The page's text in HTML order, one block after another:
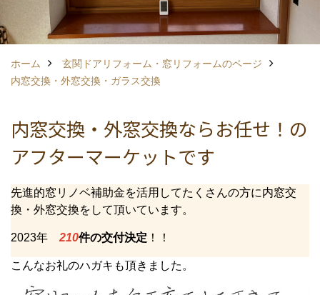
ホーム
玄関ドアリフォーム・窓リフォームのページ
内窓交換・外窓交換・ガラス交換
内窓交換・外窓交換ならお任せ！の
アフターマーケットです
先進的窓リノベ補助金を活用してたくさんの方に内窓交
換・外窓交換をして頂いています。
2023年 210件の交付決定 ！！
こんなお礼のハガキも頂きました。